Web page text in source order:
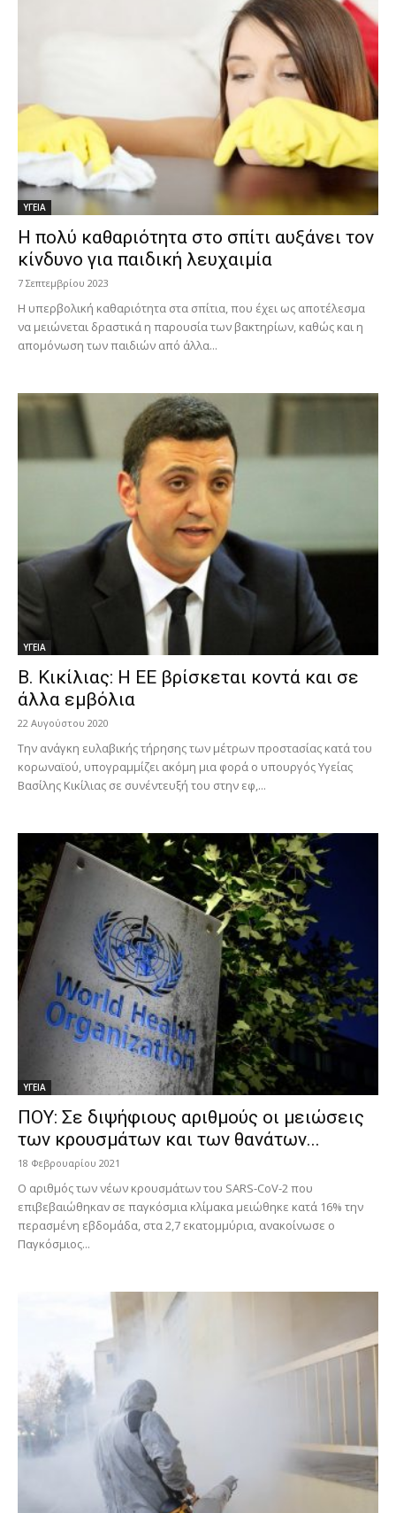
ΥΓΕΙΑ
Η πολύ καθαριότητα στο σπίτι αυξάνει τον
κίνδυνο για παιδική λευχαιμία
7 Σεπτεμβρίου 2023
Η υπερβολική καθαριότητα στα σπίτια, που έχει ως αποτέλεσμα
να μειώνεται δραστικά η παρουσία των βακτηρίων, καθώς και η
απομόνωση των παιδιών από άλλα...
ΥΓΕΙΑ
Β. Κικίλιας: Η ΕΕ βρίσκεται κοντά και σε
άλλα εμβόλια
22 Αυγούστου 2020
Την ανάγκη ευλαβικής τήρησης των μέτρων προστασίας κατά του
κορωναϊού, υπογραμμίζει ακόμη μια φορά ο υπουργός Υγείας
Βασίλης Κικίλιας σε συνέντευξή του στην εφ,...
ΥΓΕΙΑ
ΠΟΥ: Σε διψήφιους αριθμούς οι μειώσεις
των κρουσμάτων και των θανάτων...
18 Φεβρουαρίου 2021
Ο αριθμός των νέων κρουσμάτων του SARS-CoV-2 που
επιβεβαιώθηκαν σε παγκόσμια κλίμακα μειώθηκε κατά 16% την
περασμένη εβδομάδα, στα 2,7 εκατομμύρια, ανακοίνωσε ο
Παγκόσμιος...